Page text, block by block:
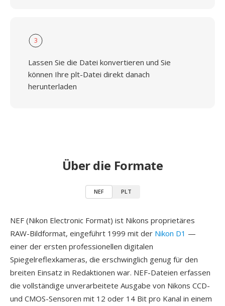
3
Lassen Sie die Datei konvertieren und Sie
können Ihre plt-Datei direkt danach
herunterladen
Über die Formate
NEF PLT
NEF (Nikon Electronic Format) ist Nikons proprietäres
RAW-Bildformat, eingeführt 1999 mit der Nikon D1 —
einer der ersten professionellen digitalen
Spiegelreflexkameras, die erschwinglich genug für den
breiten Einsatz in Redaktionen war. NEF-Dateien erfassen
die vollständige unverarbeitete Ausgabe von Nikons CCD-
und CMOS-Sensoren mit 12 oder 14 Bit pro Kanal in einem